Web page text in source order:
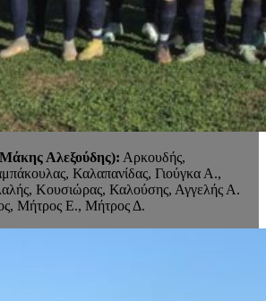
Αλεξούδης): Αρκουδής,
Καλαπανίδας, Γιούγκα Α.,
Κουσιώρας, Καλούσης, Αγγελής Α.
Μήτρος Ε., Μήτρος Δ.